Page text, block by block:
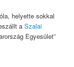
helyette sokkal
aSzalai
Egyesület”